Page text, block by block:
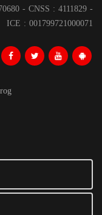
- CNSS : 4111829 -
ICE : 001799721000071